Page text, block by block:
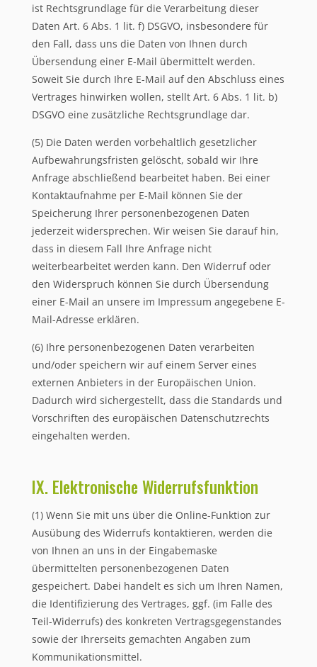
ist Rechtsgrundlage für die Verarbeitung dieser
Daten Art. 6 Abs. 1 lit. f) DSGVO, insbesondere für
den Fall, dass uns die Daten von Ihnen durch
Übersendung einer E-Mail übermittelt werden.
Soweit Sie durch Ihre E-Mail auf den Abschluss eines
Vertrages hinwirken wollen, stellt Art. 6 Abs. 1 lit. b)
DSGVO eine zusätzliche Rechtsgrundlage dar.
(5) Die Daten werden vorbehaltlich gesetzlicher
Aufbewahrungsfristen gelöscht, sobald wir Ihre
Anfrage abschließend bearbeitet haben. Bei einer
Kontaktaufnahme per E-Mail können Sie der
Speicherung Ihrer personenbezogenen Daten
jederzeit widersprechen. Wir weisen Sie darauf hin,
dass in diesem Fall Ihre Anfrage nicht
weiterbearbeitet werden kann. Den Widerruf oder
den Widerspruch können Sie durch Übersendung
einer E-Mail an unsere im Impressum angegebene E-
Mail-Adresse erklären.
(6) Ihre personenbezogenen Daten verarbeiten
und/oder speichern wir auf einem Server eines
externen Anbieters in der Europäischen Union.
Dadurch wird sichergestellt, dass die Standards und
Vorschriften des europäischen Datenschutzrechts
eingehalten werden.
IX. Elektronische Widerrufsfunktion
(1) Wenn Sie mit uns über die Online-Funktion zur
Ausübung des Widerrufs kontaktieren, werden die
von Ihnen an uns in der Eingabemaske
übermittelten personenbezogenen Daten
gespeichert. Dabei handelt es sich um Ihren Namen,
die Identifizierung des Vertrages, ggf. (im Falle des
Teil-Widerrufs) des konkreten Vertragsgegenstandes
sowie der Ihrerseits gemachten Angaben zum
Kommunikationsmittel.